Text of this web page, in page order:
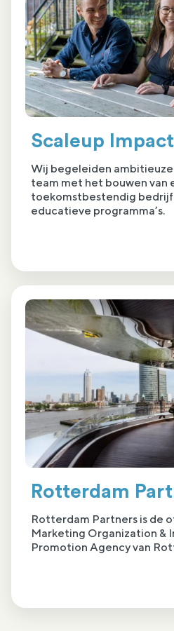
Scaleup Impact
Wij begeleiden
team met het bouwen van
toekomstbestendig
educatieve programma’s.
Rotterdam
Rotterdam Partners is de
Marketing Organization &
Promotion Agency van